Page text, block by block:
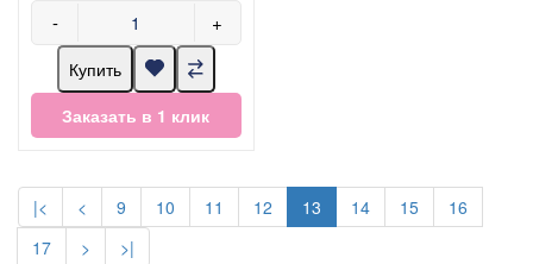
- +
Купить
Заказать в 1 клик
|< < 9 10 11 12 13 14 15
16
17
>
>|